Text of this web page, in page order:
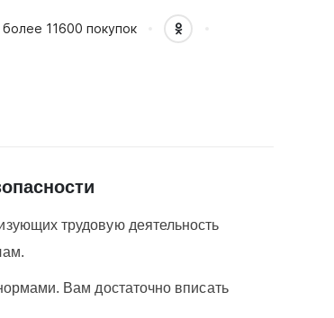
более 11600 покупок
трудовую деятельность
Вам достаточно вписать